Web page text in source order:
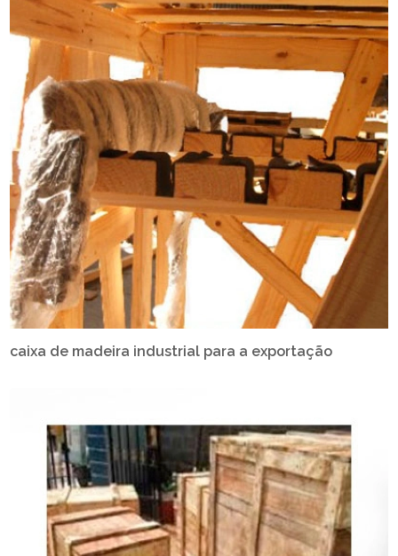
caixa de madeira industrial para a exportação